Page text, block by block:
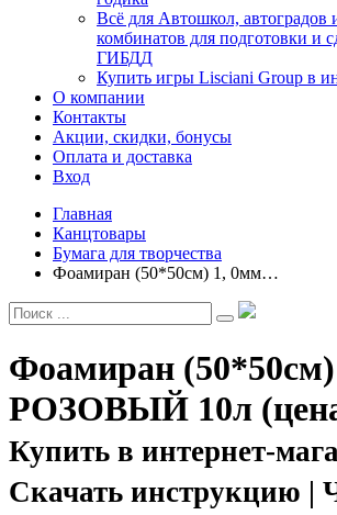
Всё для Автошкол, автоградов
комбинатов для подготовки и
ГИБДД
Купить игры Lisciani Group в
О компании
Контакты
Акции, скидки, бонусы
Оплата и доставка
Вход
Главная
Канцтовары
Бумага для творчества
Фоамиран (50*50см) 1, 0мм…
Фоамиран
РОЗОВЫЙ 10л
Купить в интернет-
Скачать инструкцию |